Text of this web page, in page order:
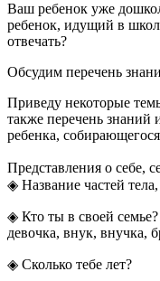
Ваш ребенок уже
ребенок, идущий в
отвечать?
Обсудим перечень
Приведу некоторые
также перечень
ребенка,
Представления о сeбе,
◈ Название частей
◈ Кто ты в своей
девочка, внук, внучка,
◈ Сколько тебе лет?